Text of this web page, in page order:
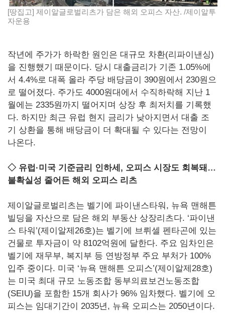
[땅집고] 제이알글로벌리츠가 담은 해외 오피스 자산. /제이알투
자운용
작년에 주가가 하락한 원인은 대규모 차환(리파이낸싱)
을 진행했기 때문이다. 당시 대출금리가 기존 1.05%에
서 4.4%로 대폭 올라 주당 배당금이 390원에서 230원으
로 떨어졌다. 주가도 4000원대에서 수직하락해 지난 1
월에는 2335원까지 떨어지며 상장 후 최저치를 기록했
다. 하지만 최근 유럽 현지 금리가 낮아지면서 대출 조
기 상환을 통해 배당금이 더 확대될 수 있다는 전망이
나온다.
◇ 유럽·미국 기준금리 인하세, 오피스 시장도 회복돼…
불확실성 줄어든 해외 오피스 리츠
제이알글로벌리츠는 벨기에 파이낸스타워, 뉴욕 맨해튼
빌딩을 자산으로 담은 해외 부동산 상장리츠다. ‘파이낸
스 타워’(제이알제26호)는 벨기에 브뤼셀 펜타곤에 있는
건물로 투자금이 약 8102억원에 달한다. 주요 임차인은
벨기에 재무부, 복지부 등 연방정부 주요 부처가 100%
입주 중이다. 미국 ‘뉴욕 맨해튼 오피스’(제이알제28호)
는 미국 최대 규모 노동조합 동부의료보건노동조합
(SEIU)을 포함한 15개 회사가 96% 임차했다. 벨기에 오
피스는 임대기간이 2035년, 뉴욕 오피스는 2050년이다.